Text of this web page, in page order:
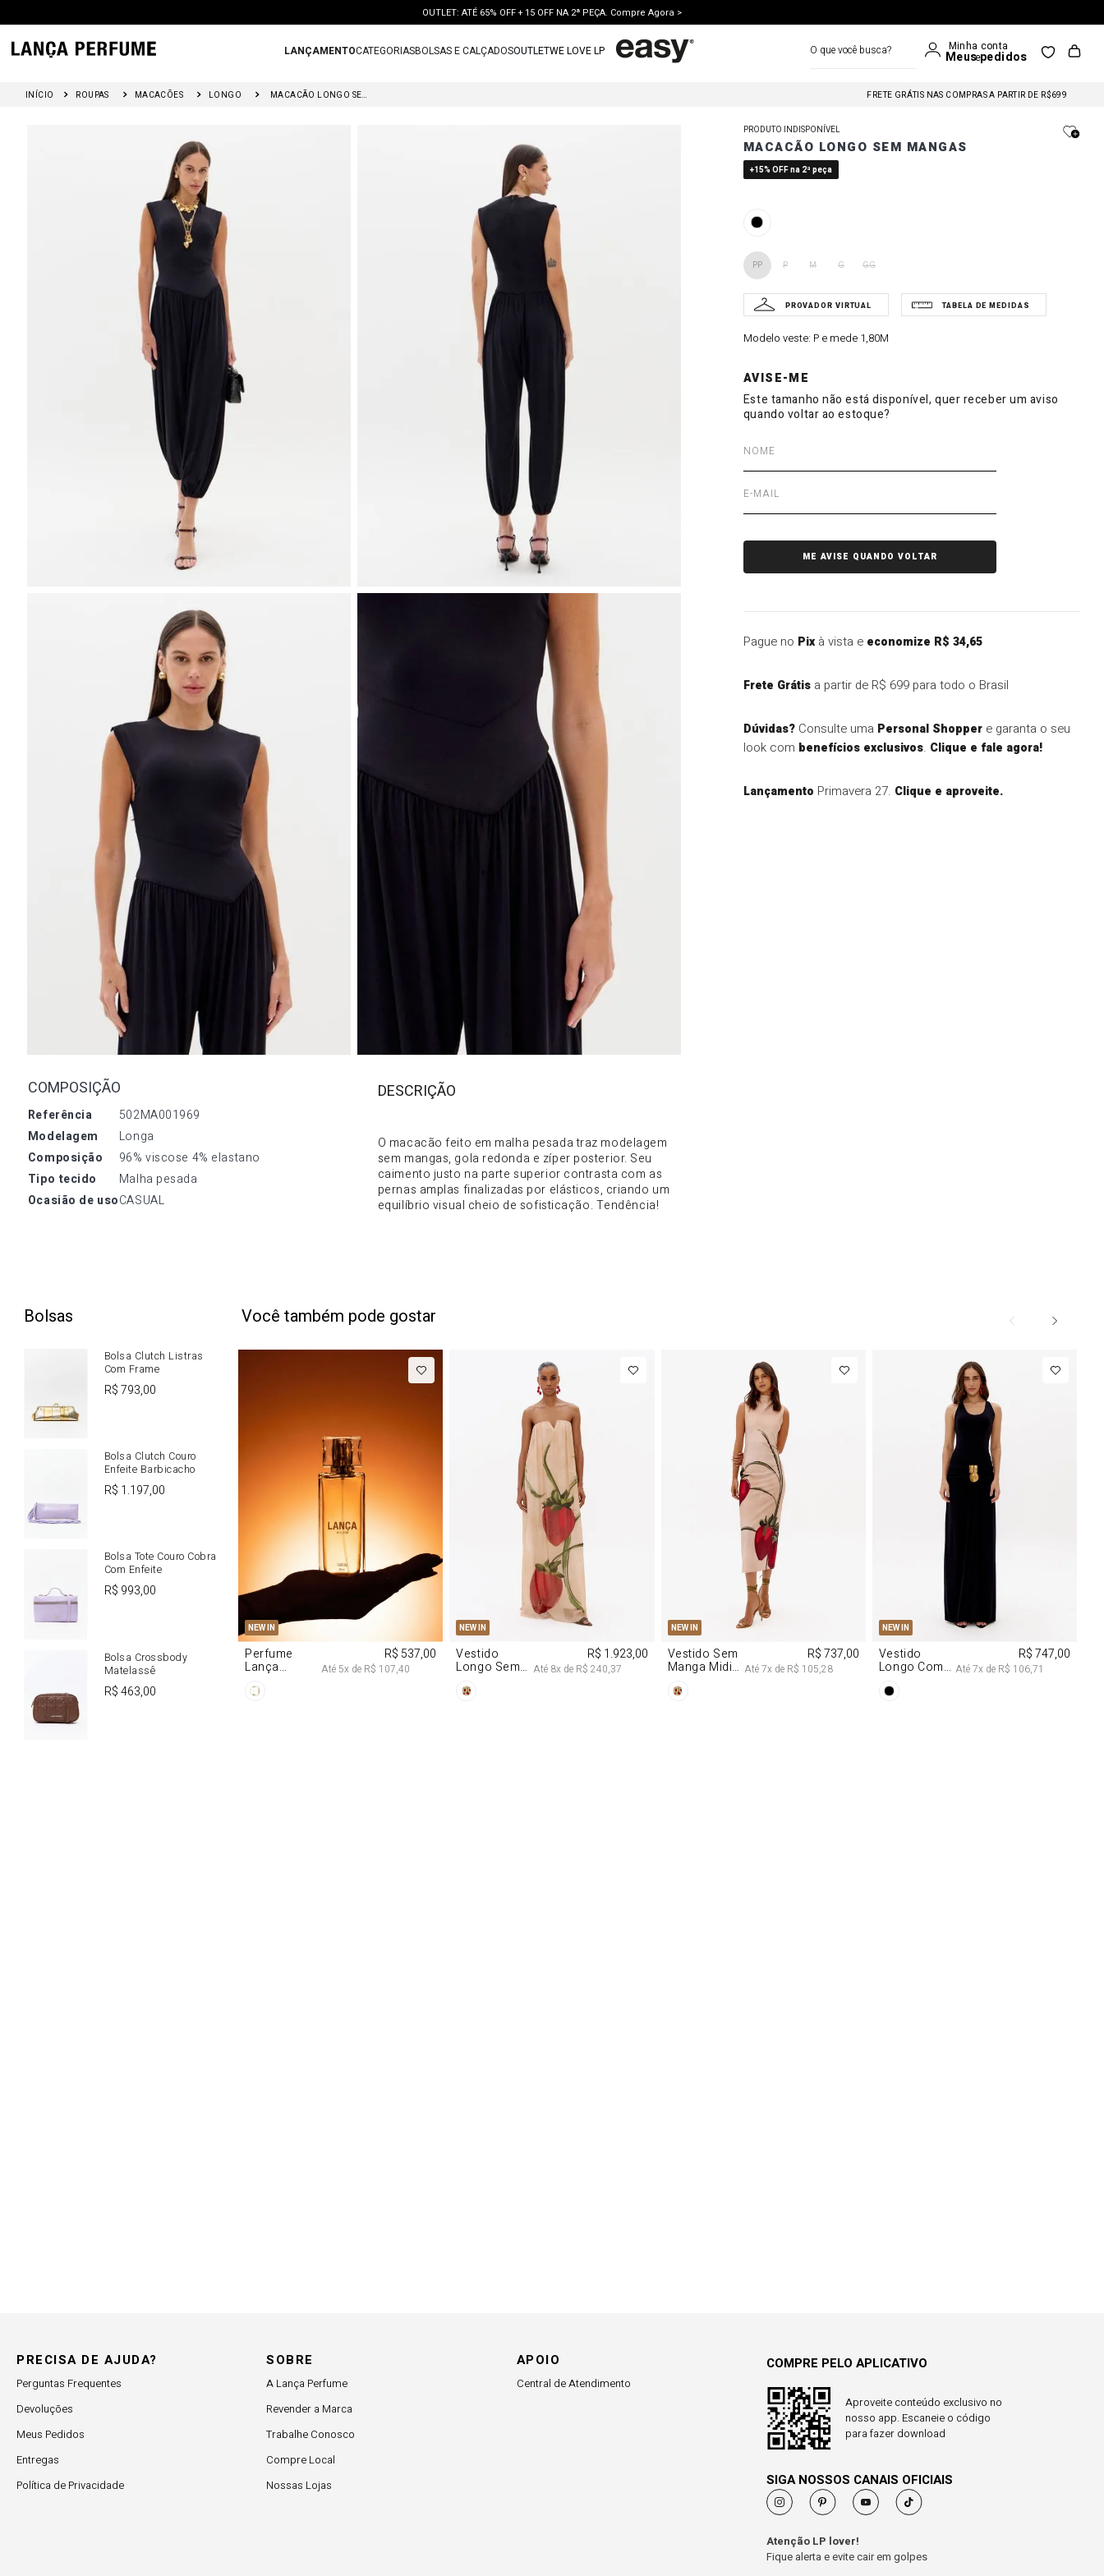
OUTLET: ATÉ 65% OFF + 15 OFF NA 2ª PEÇA. Compre Agora >
LANÇAMENTOCATEGORIASBOLSAS E CALÇADOSOUTLETWE LOVE LP
ROUPAS MACACÕES LONGO MACACÃO LONGO SEM MANGAS FRETE GRÁTIS NAS COMPRAS A PARTIR DE R$699
FRETE GRÁTIS NAS COMPRAS A PARTIR DE R$699
COMPOSIÇÃO
referência
502MA001969
modelagem
Longa
composição
96% viscose 4% elastano
tipo tecido
Malha pesada
ocasião de usoCASUAL
O macacão feito em malha pesada traz modelagem
sem mangas, gola redonda e zíper posterior. Seu
caimento justo na parte superior contrasta com as
pernas amplas finalizadas por elásticos, criando um
equilíbrio visual cheio de sofisticação. Tendência!
PRODUTO INDISPONÍVEL
MACACÃO LONGO SEM MANGAS
+15% OFF na 2ª peça
PP P M G GG
Modelo veste: P e mede 1,80M
Pague no Pixà vista e economize R$ 34,65
Frete Grátisa partir de R$ 699 para todo o Brasil
Dúvidas?Consulte uma Personal Shoppere garanta o seu
look com benefícios exclusivos. Clique e fale agora!
Lançamento Primavera 27. Clique e aproveite.
Bolsas
Bolsa Clutch Listras
Com Frame
R$793,00
Bolsa Clutch Couro
Enfeite Barbicacho
R$ 1.197,00
Bolsa Tote Couro Cobra
Com Enfeite
R$ 993,00
Bolsa Crossbody
Matelassê
R$463,00
Você também pode gostar
NEW IN
U
Perfume
Lança
R$ 537,00
Até 5x de R$ 107,40
NEW IN
M G
Vestido
Longo Sem
Chiffon
R$ 1.923,00
Até 8x de R$ 240,37
NEW IN
PP M
Vestido Sem
Manga Midi
Morango
R$ 737,00
Até7x de R$ 105,28
NEW IN
PP M
Vestido
Longo Com
Na Frente
R$ 747,00
Até7x de R$ 106,71
PRECISA DE AJUDA?
Perguntas Frequentes
Devoluções
Meus Pedidos
Entregas
Política de Privacidade
SOBRE
A Lança Perfume
Revender a Marca
Trabalhe Conosco
Compre Local
Nossas Lojas
APOIO
Central de Atendimento
COMPRE PELO APLICATIVO
Aproveite conteúdo exclusivo no
nosso app. Escaneie o código
para fazer download
SIGA NOSSOS CANAIS OFICIAIS
Atenção LP lover!
Fique alerta e evite cair em golpes
calca jeans
calca
vestido curto
bota
tenis
t shirt
saia